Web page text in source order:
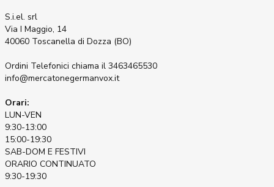
S.i.el. srl
Via I Maggio, 14
40060 Toscanella di Dozza (BO)
Ordini Telefonici chiama il 3463465530
info@mercatonegermanvox.it
Orari:
LUN-VEN
9:30-13:00
15:00-19:30
SAB-DOM E FESTIVI
ORARIO CONTINUATO
9:30-19:30